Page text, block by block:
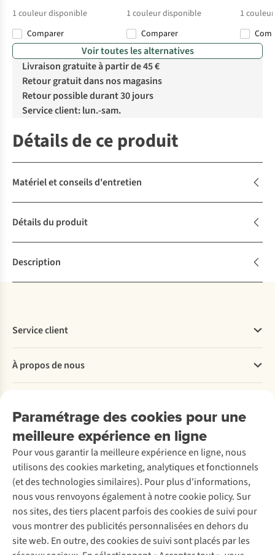
1 couleur disponible
Comparer
1 couleur disponible
Comparer
1
Voir toutes les alternatives
Livraison gratuite à partir de 45 €
Retour gratuit dans nos magasins
Retour possible durant 30 jours
Service client: lun.-sam.
Détails de ce produit
Matériel et conseils d'entretien
Détails du produit
Description
Paramétrage des cookies pour une
meilleure expérience en ligne
Pour vous garantir la meilleure expérience en ligne, nous
utilisons des cookies marketing, analytiques et fonctionnels
(et des technologies similaires). Pour plus d'informations,
nous vous renvoyons également à notre cookie policy. Sur
nos sites, des tiers placent parfois des cookies de suivi pour
vous montrer des publicités personnalisées en dehors du
site web. En outre, des cookies de suivi sont placés par les
Service client
Commander
Payer
Retourner
Rétractation d'une commande
Entretien & réparations
Garantie
Contactez-nous
À propos de nous
Entreprise responsable
À propos d’Ayacucho
Nos magasins
À propos d’A.S.Adventure
Déclaration d'accessibilité
Location / Location sports d’hiver
Seconde-main
Entretien de ski
Service de lavage
Entretien de chaussures
Réparation de chaussures
Réparation de vêtements
Retouches
Pour les entreprises
Découvrez
A.S.Magazine
Explore Camp
Expertise & conseils
Abonnez-vous à la newsletter
Suivez-nous